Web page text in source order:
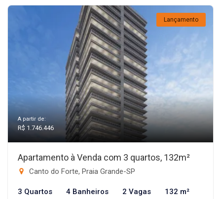
Lançamento
A partir de:
R$ 1.746.446
Apartamento à Venda com 3 quartos, 132m²
Canto do Forte, Praia Grande-SP
3 Quartos 4 Banheiros 2 Vagas 132 m²